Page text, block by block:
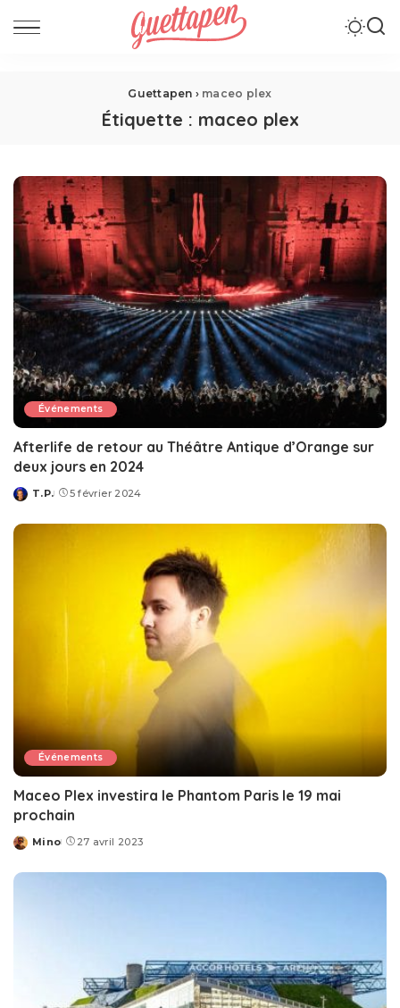
Guettapen › maceo plex
Étiquette : maceo plex
Événements
Afterlife de retour au Théâtre Antique d’Orange sur
deux jours en 2024
Posted
T.P. 5 février 2024
Événements
Maceo Plex investira le Phantom Paris le 19 mai
prochain
Posted
Mino 27 avril 2023